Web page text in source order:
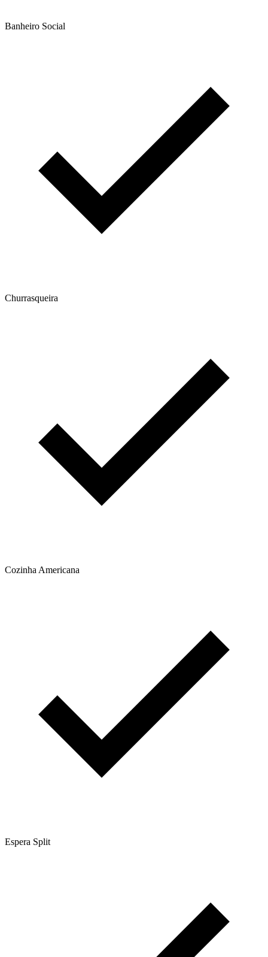
Banheiro Social
Churrasqueira
Cozinha Americana
Espera Split